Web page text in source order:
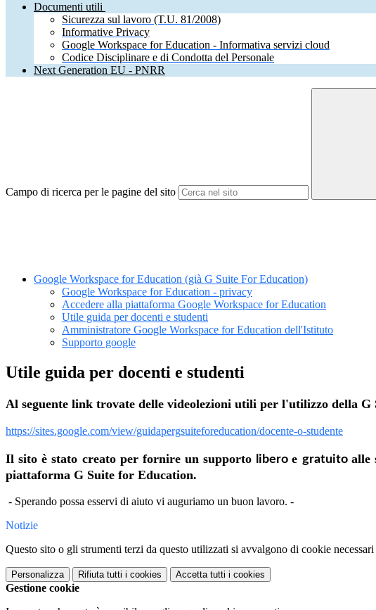
Documenti utili
Sicurezza sul lavoro (T.U. 81/2008)
Informative Privacy
Google Workspace for Education - Informativa servizi cloud
Codice Disciplinare e di Condotta del Personale
Next Generation EU - PNRR
Campo di ricerca per le pagine del sito
Google Workspace for Education (già G Suite For Education)
Google Workspace for Education - privacy
Accedere alla piattaforma Google Workspace for Education
Utile guida per docenti e studenti
Amministratore Google Workspace for Education dell'Istituto
Supporto google
Utile guida per docenti e studenti
Al seguente link trovate delle videolezioni utili per l'utilizzo della G
https://sites.google.com/view/guidapergsuiteforeducation/docente-o-studente
Il sito è stato creato per fornire un supporto liberoe gratuito alle
piattaforma G Suite for Education.
- Sperando possa esservi di aiuto vi auguriamo un buon lavoro. -
Notizie
Questo sito o gli strumenti terzi da questo utilizzati si avvalgono di cookie
Personalizza Rifiuta tutti i cookies Accetta tutti i cookies
Gestione cookie